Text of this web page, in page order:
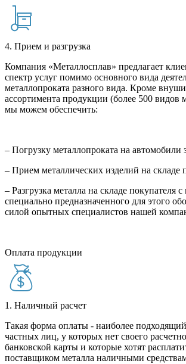
4. Прием и разгрузка
Компания «Металлосплав» предлагает
спектр услуг помимо основного вида
металлопроката разного вида. Кроме
ассортимента продукции (более 500 видов
мы можем обеспечить:
– Погрузку металлопроката на автомобили
– Прием металлических изделий на складе
– Разгрузка металла на складе покупателя
специально предназначенного для этого
силой опытных специалистов нашей
Оплата продукции
1. Наличный расчет
Такая форма оплаты - наиболее
частных лиц, у которых нет своего
банковской карты и которые хотят
поставщиком металла наличными